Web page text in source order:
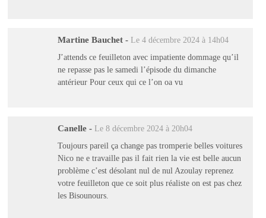
Martine Bauchet - Le 4 décembre 2024 à 14h04
J’attends ce feuilleton avec impatiente dommage qu’il
ne repasse pas le samedi l’épisode du dimanche
antérieur Pour ceux qui ce l’on oa vu
Canelle - Le 8 décembre 2024 à 20h04
Toujours pareil ça change pas tromperie belles voitures
Nico ne e travaille pas il fait rien la vie est belle aucun
problème c’est désolant nul de nul Azoulay reprenez
votre feuilleton que ce soit plus réaliste on est pas chez
les Bisounours.